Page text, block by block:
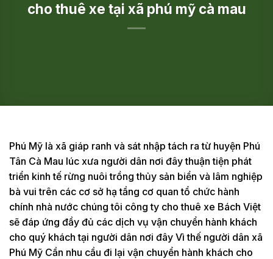
cho thuê xe tại xã phú mỹ cà mau
Phú Mỹ là xã giáp ranh và sát nhập tách ra từ huyện Phú
Tân Cà Mau lúc xưa người dân nơi đây thuận tiện phát
triển kinh tế rừng nuôi trồng thủy sản biển và lâm nghiệp
bà vui trên các cơ sở hạ tầng cơ quan tổ chức hành
chính nhà nước chúng tôi công ty cho thuê xe Bách Việt
sẽ đáp ứng đầy đủ các dịch vụ vận chuyển hành khách
cho quý khách tại người dân nơi đây Vì thế người dân xã
Phú Mỹ Cần nhu cầu đi lại vận chuyển hành khách cho